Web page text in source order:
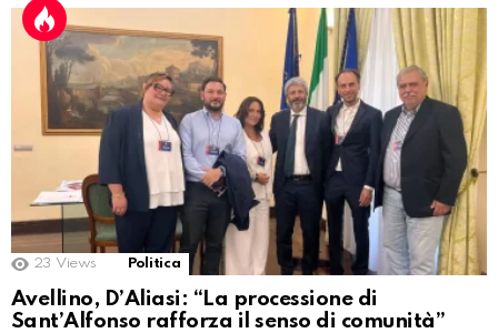
23 Views Politica
Avellino, D’Aliasi: “La processione di
Sant’Alfonso rafforza il senso di comunità”